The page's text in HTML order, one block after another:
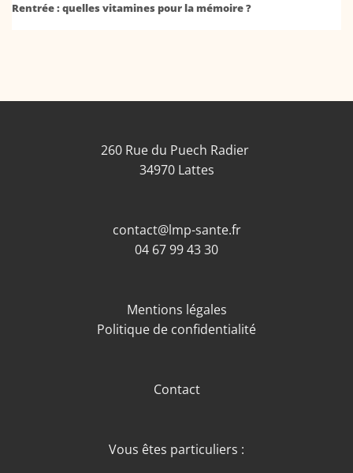
Rentrée : quelles vitamines pour la mémoire ?
260 Rue du Puech Radier
34970 Lattes
contact@lmp-sante.fr
04 67 99 43 30
Mentions légales
Politique de confidentialité
Contact
Vous êtes particuliers :